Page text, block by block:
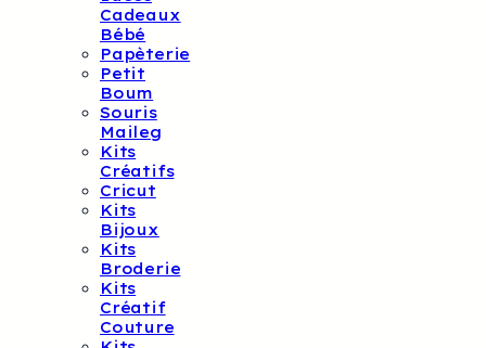
Cadeaux
Bébé
Papèterie
Petit
Boum
Souris
Maileg
Kits
Créatifs
Cricut
Kits
Bijoux
Kits
Broderie
Kits
Créatif
Couture